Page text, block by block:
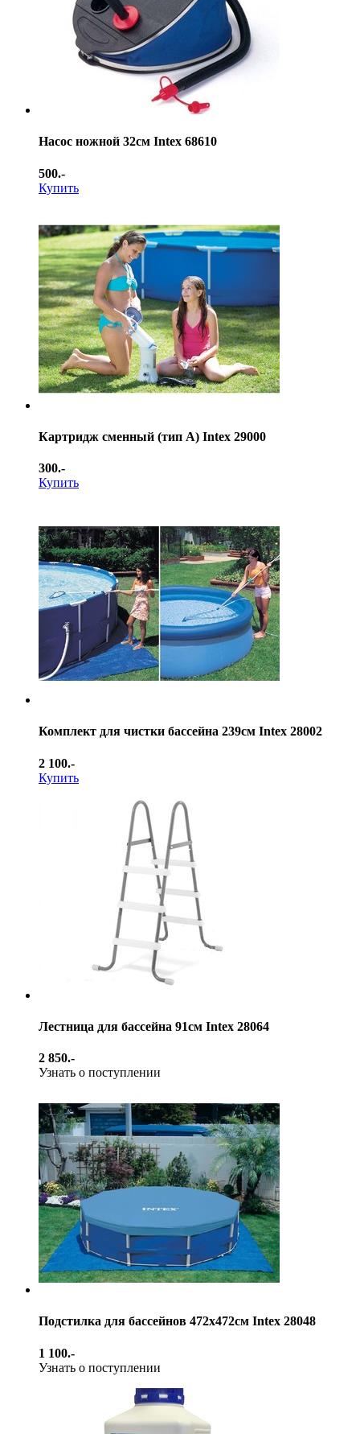
Насос ножной 32см Intex 68610
500.-
Купить
Картридж сменный (тип А) Intex 29000
300.-
Купить
Комплект для чистки бассейна 239см Intex 28002
2 100.-
Купить
Лестница для бассейна 91см Intex 28064
2 850.-
Узнать о поступлении
Подстилка для бассейнов 472х472см Intex 28048
1 100.-
Узнать о поступлении